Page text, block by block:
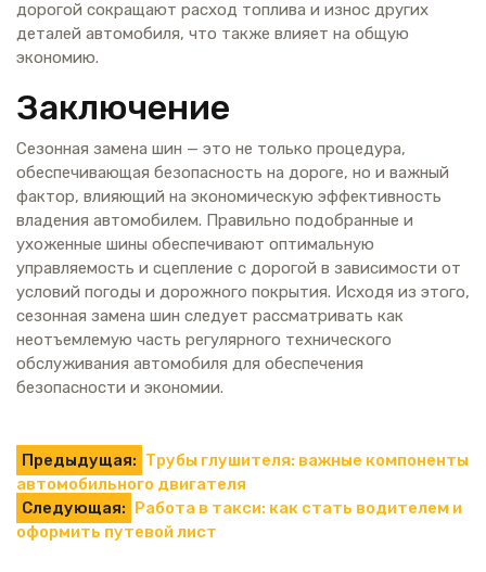
дорогой сокращают расход топлива и износ других
деталей автомобиля, что также влияет на общую
экономию.
Заключение
Сезонная замена шин — это не только процедура,
обеспечивающая безопасность на дороге, но и важный
фактор, влияющий на экономическую эффективность
владения автомобилем. Правильно подобранные и
ухоженные шины обеспечивают оптимальную
управляемость и сцепление с дорогой в зависимости от
условий погоды и дорожного покрытия. Исходя из этого,
сезонная замена шин следует рассматривать как
неотъемлемую часть регулярного технического
обслуживания автомобиля для обеспечения
безопасности и экономии.
Навигация
по
записям
Предыдущая: Трубы глушителя: важные компоненты
автомобильного двигателя
Следующая: Работа в такси: как стать водителем и
оформить путевой лист